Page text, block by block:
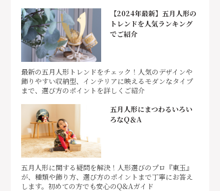
【2024年最新】五月人形の
トレンドを人気ランキング
でご紹介
最新の五月人形トレンドをチェック！人気のデザインや
飾りやすい収納型、インテリアに映えるモダンなタイプ
まで、選び方のポイントを詳しくご紹介
五月人形にまつわるいろい
ろなQ＆A
五月人形に関する疑問を解決！人形選びのプロ『東玉』
が、種類や飾り方、選び方のポイントまで丁寧にお答え
します。初めての方でも安心のQ&Aガイド